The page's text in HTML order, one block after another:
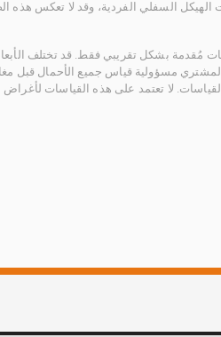
الهيكل السفلي الفردية، وقد لا تعكس هذه
مُقدمة بشكل تقريبي فقط. قد تختلف
مسؤولية قياس جميع الأحمال قبل
لا تعتمد على هذه القياسات لأغراض